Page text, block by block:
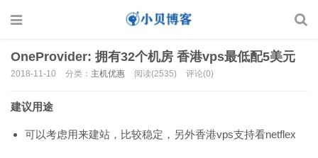
OneProvider: 拥有32个机房 香港vps最低配5美元
2018-11-10 分类： 主机优惠 阅读(2535) 评论(0)
建议用途
可以考虑用来建站，比较稳定，另外香港vps支持看netflex